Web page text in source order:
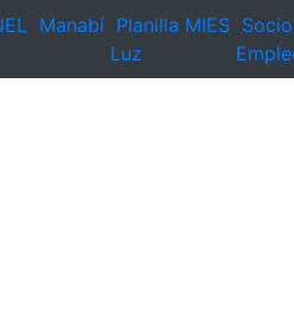
Manabí Planilla
Luz
MIES Socio